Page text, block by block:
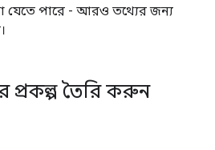
যেতে পারে - আরও তথ্যের জন্য
প্রকল্প তৈরি করুন